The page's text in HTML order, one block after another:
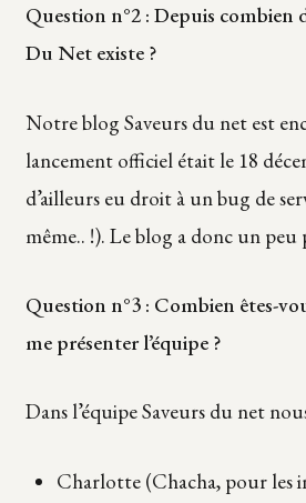
Question n°2 : Depuis combien
Du Net existe ?
Notre blog Saveurs du net est
lancement officiel était le 18
d’ailleurs eu droit à un bug de
même.. !). Le blog a donc un peu
Question n°3 : Combien êtes-
me présenter l’équipe ?
Dans l’équipe Saveurs du net
Charlotte (Chacha, pour les